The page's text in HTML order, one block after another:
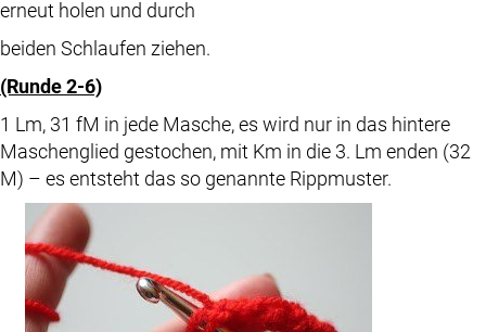
erneut holen und durch
beiden Schlaufen ziehen.
(Runde 2-6)
1 Lm, 31 fM in jede Masche, es wird nur in das hintere
Maschenglied gestochen, mit Km in die 3. Lm enden (32
M) – es entsteht das so genannte Rippmuster.